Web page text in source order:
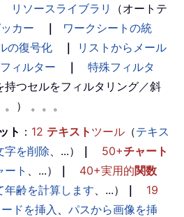
リソースライブラリ
（オートテ
カー ｜
ワークシートの統
の復号化 ｜
リストからメール
ィルター ｜
特殊フィルタ
持つセルをフィルタリング／斜
） 。。。
ト ： 12 テキスト ツール （テキス
字を削除 、...） ｜ 50+チャート
ート 、...） ｜ 40+実用的関数
年齢を計算します 、...） ｜
19
ドを挿入
パスから画像を挿